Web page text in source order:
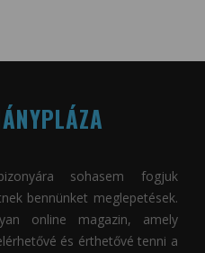
sohasem fogjuk
bennünket meglepetések.
online magazin, amely
és érthetővé tenni a